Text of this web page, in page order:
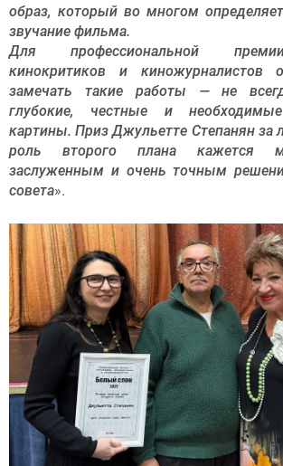
образ, который во многом
звучание фильма.
Для профессиональной
кинокритиков и киножурналистов
замечать такие работы — не
глубокие, честные и
картины. Приз Джульетте Степанян
роль второго плана кажется
заслуженным и очень точным
совета».